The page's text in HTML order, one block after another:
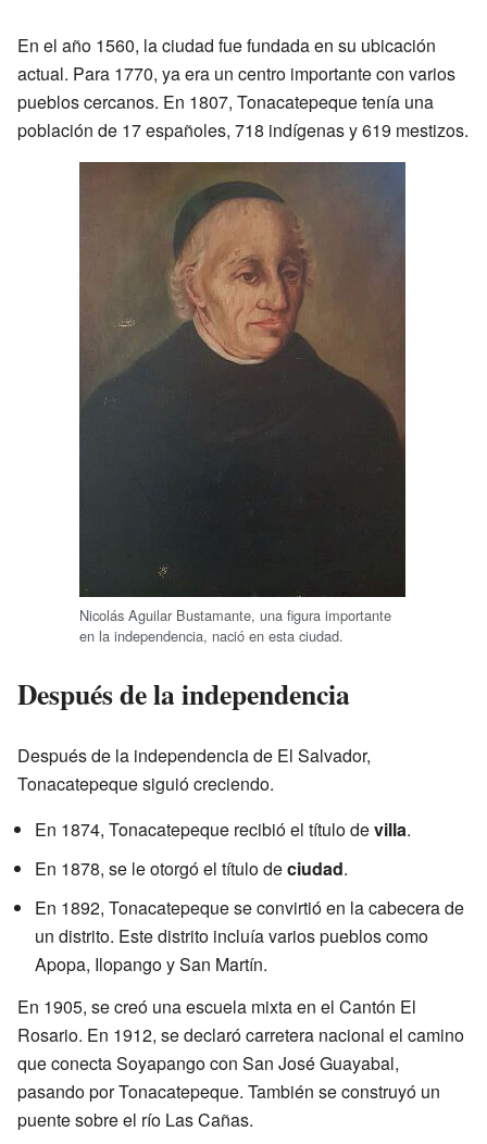
En el año 1560, la ciudad fue fundada en su ubicación
actual. Para 1770, ya era un centro importante con varios
pueblos cercanos. En 1807, Tonacatepeque tenía una
población de 17 españoles, 718 indígenas y 619 mestizos.
Nicolás Aguilar Bustamante, una figura importante
en la independencia, nació en esta ciudad.
Después de la independencia
Después de la independencia de El Salvador,
Tonacatepeque siguió creciendo.
En 1874, Tonacatepeque recibió el título devilla.
En 1878, se le otorgó el título deciudad.
En 1892, Tonacatepeque se convirtió en la cabecera de
un distrito. Este distrito incluía varios pueblos como
Apopa, Ilopango y San Martín.
En 1905, se creó una escuela mixta en el Cantón El
Rosario. En 1912, se declaró carretera nacional el camino
que conecta Soyapango con San José Guayabal,
pasando por Tonacatepeque. También se construyó un
puente sobre el río Las Cañas.